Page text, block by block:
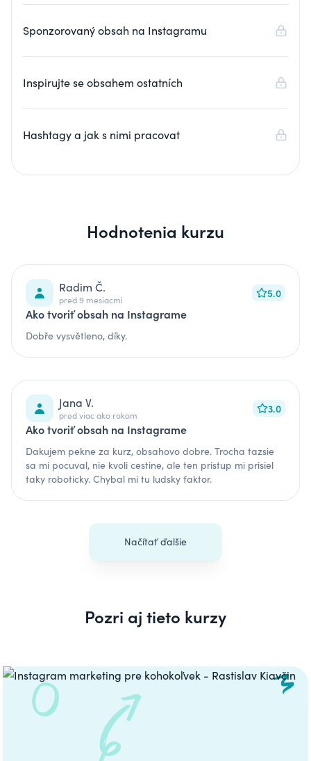
Sponzorovaný obsah na Instagramu
Inspirujte se obsahem ostatních
Hashtagy a jak s nimi pracovat
Hodnotenia kurzu
Radim Č.
pred 9 mesiacmi 5.0
Ako tvoriť obsah na Instagrame
Dobře vysvětleno, díky.
Jana V.
pred viac ako rokom 3.0
Ako tvoriť obsah na Instagrame
Dakujem pekne za kurz, obsahovo dobre. Trocha tazsie
sa mi pocuval, nie kvoli cestine, ale ten pristup mi prisiel
taky roboticky. Chybal mi tu ludsky faktor.
Načítať ďalšie
Pozri aj tieto kurzy
Carousel